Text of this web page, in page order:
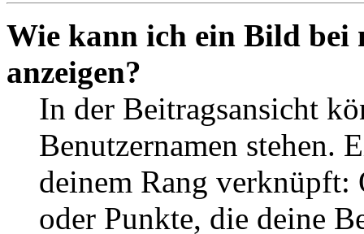
Wie kann ich ein Bild bei
anzeigen?
In der Beitragsansicht
Benutzernamen stehen.
deinem Rang verknüpft:
oder Punkte, die deine